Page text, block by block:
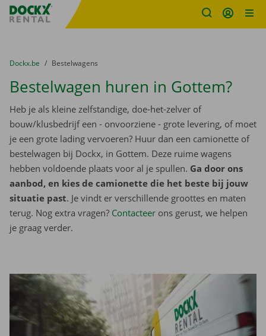
Fratello DEMO
U bevindt zich hier:
van
Dockx.be naar
Bestelwagens
Bestelwagen huren in Gottem?
Heb je als kleine zelfstandige, doe-het-zelver of
bouw/klusbedrijf een - onvoorziene - grote levering, of moet
je een grote lading vervoeren? Huur dan een camionette of
bestelwagen bij Dockx, in Gottem. Deze ruime wagens
hebben voldoende plaats voor al je spullen. Ga door ons
aanbod, en kies de camionette die het beste bij jouw
situatie past. Je vindt er verschillende groottes en maten
terug. Nog extra vragen? Contacteer ons gerust, we helpen
je graag verder.